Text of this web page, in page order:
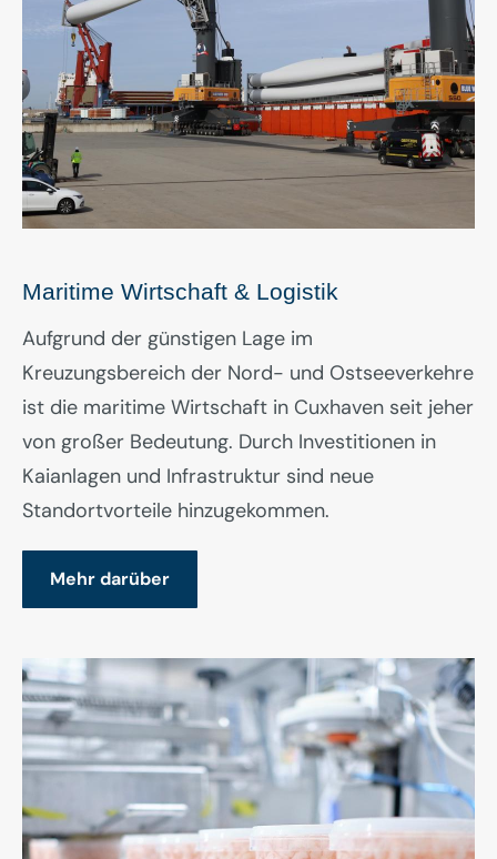
Maritime Wirtschaft & Logistik
Aufgrund der günstigen Lage im
Kreuzungsbereich der Nord- und Ostseeverkehre
ist die maritime Wirtschaft in Cuxhaven seit jeher
von großer Bedeutung. Durch Investitionen in
Kaianlagen und Infrastruktur sind neue
Standortvorteile hinzugekommen.
Mehr darüber